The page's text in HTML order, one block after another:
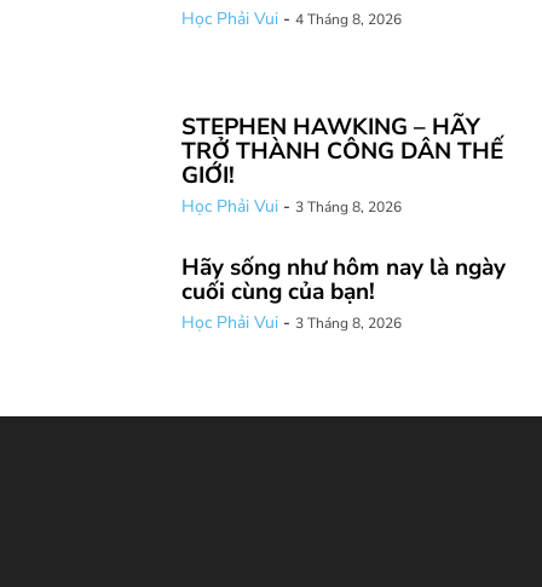
Học Phải Vui - 4 Tháng 8, 2026
STEPHEN HAWKING – HÃY
TRỞ THÀNH CÔNG DÂN THẾ
GIỚI!
Học Phải Vui - 3 Tháng 8, 2026
Hãy sống như hôm nay là ngày
cuối cùng của bạn!
Học Phải Vui - 3 Tháng 8, 2026